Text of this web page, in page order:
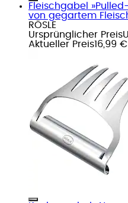
Fleischgabel
von gegartem
RÖSLE
Ursprünglicher Preis
Aktueller Preis16,99 €